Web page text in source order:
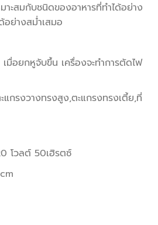
าะสมกับชนิดของอาหารที่ทำได้อย่าง
อย่างสม่ำเสมอ
มื่อยกหูจับขึ้น เครื่องจะทำการตัดไฟ
กรงวางทรงสูง,ตะแกรงทรงเตี้ย,ที่
โวลต์ 50เฮิรตซ์